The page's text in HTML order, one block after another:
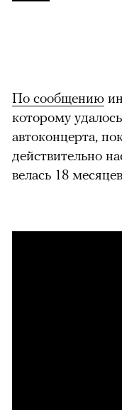
По сообщению
которому
автоконцерта,
действительно
велась 18